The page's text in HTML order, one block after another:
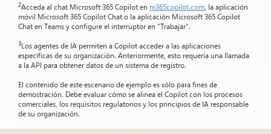
2Acceda al chat Microsoft 365 Copilot en m365copilot.com , la aplicación
móvil Microsoft 365 Copilot Chat o la aplicación Microsoft 365 Copilot
Chat en Teams y configure el interruptor en “Trabajar”.
3Los agentes de IA permiten a Copilot acceder a las aplicaciones
específicas de su organización. Anteriormente, esto requería una llamada
a la API para obtener datos de un sistema de registro.
El contenido de este escenario de ejemplo es sólo para fines de
demostración. Debe evaluar cómo se alinea el Copilot con los procesos
comerciales, los requisitos regulatorios y los principios de IA responsable
de su organización.